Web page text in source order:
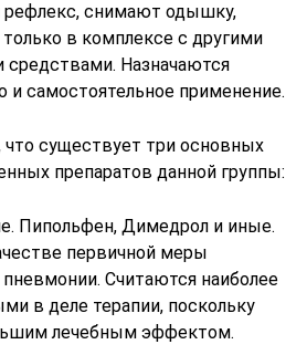
снимают одышку,
в комплексе с другими
Назначаются
и самостоятельное применение.
существует три основных
препаратов данной группы:
Пипольфен, Димедрол и иные.
первичной меры
Считаются наиболее
в деле терапии, поскольку
лечебным эффектом.